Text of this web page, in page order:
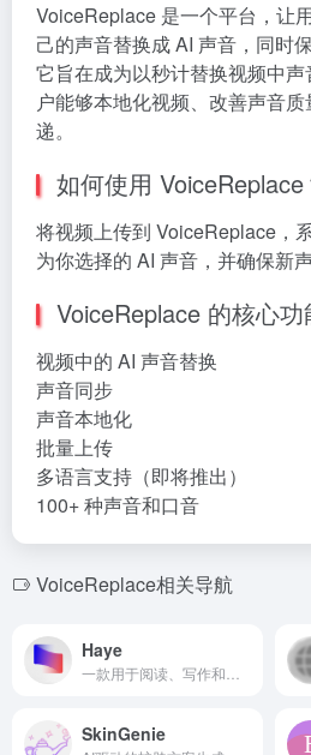
VoiceReplace 是一个平台，让
己的声音替换成 AI 声音，同时
它旨在成为以秒计替换视频中
户能够本地化视频、改善声音
递。
如何使用 VoiceReplace
将视频上传到 VoiceReplace，
为你选择的 AI 声音，并确保新
VoiceReplace 的核心功
视频中的 AI 声音替换
声音同步
声音本地化
批量上传
多语言支持（即将推出）
100+ 种声音和口音
VoiceReplace相关导航
Haye
SkinGenie